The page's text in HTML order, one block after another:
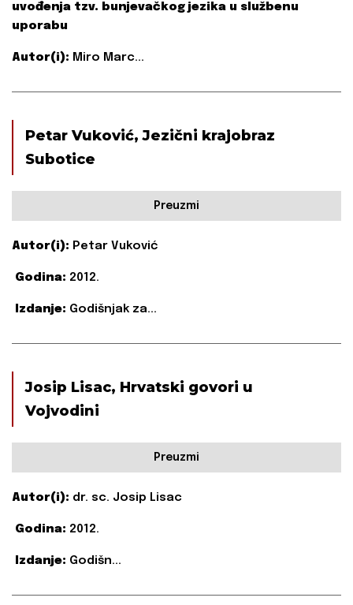
uvođenja tzv. bunjevačkog jezika u službenu
uporabu
Autor(i): Miro Marc...
Petar Vuković, Jezični krajobraz
Subotice
Preuzmi
Autor(i): Petar Vuković
Godina: 2012.
Izdanje: Godišnjak za...
Josip Lisac, Hrvatski govori u
Vojvodini
Preuzmi
Autor(i): dr. sc. Josip Lisac
Godina: 2012.
Izdanje: Godišn...